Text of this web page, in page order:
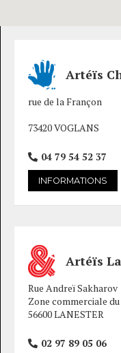
Artéïs
rue de la Françon
73420 VOGLANS
04 79 54 52 37
INFORMATIONS
Artéïs
Rue Andreï Sakharov
Zone commerciale
56600 LANESTER
02 97 89 05 06